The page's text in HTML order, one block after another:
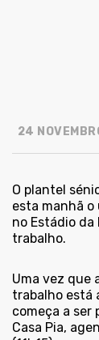
24
O plantel
esta manhã
no Estádio da
trabalho.
Uma vez que
trabalho está
começa a ser
Casa Pia,